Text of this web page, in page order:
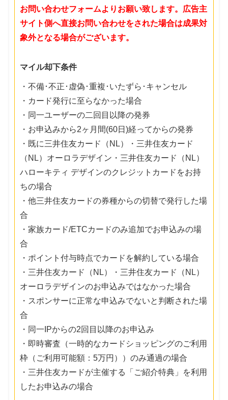
お問い合わせフォームよりお願い致します。広告主
サイト側へ直接お問い合わせをされた場合は成果対
象外となる場合がございます。
マイル却下条件
・不備･不正･虚偽･重複･いたずら･キャンセル
・カード発行に至らなかった場合
・同一ユーザーの二回目以降の発券
・お申込みから2ヶ月間(60日)経ってからの発券
・既に三井住友カード（NL）・三井住友カード
（NL）オーロラデザイン・三井住友カード（NL）
ハローキティ デザインのクレジットカードをお持
ちの場合
・他三井住友カードの券種からの切替で発行した場
合
・家族カード/ETCカードのみ追加でお申込みの場
合
・ポイント付与時点でカードを解約している場合
・三井住友カード（NL）・三井住友カード（NL）
オーロラデザインのお申込みではなかった場合
・スポンサーに正常な申込みでないと判断された場
合
・同一IPからの2回目以降のお申込み
・即時審査（一時的なカードショッピングのご利用
枠（ご利用可能額：5万円））のみ通過の場合
・三井住友カードが主催する「ご紹介特典」を利用
したお申込みの場合